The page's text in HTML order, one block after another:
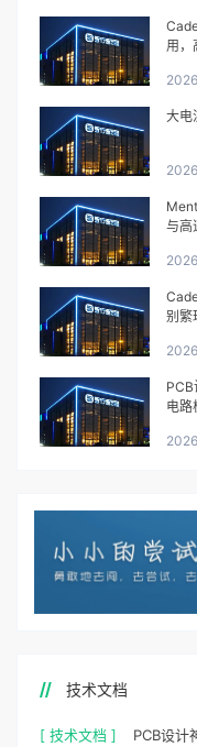
用，
大电
与高
别繁
电路
技术文档
[ 技术文档 ] PCB设计